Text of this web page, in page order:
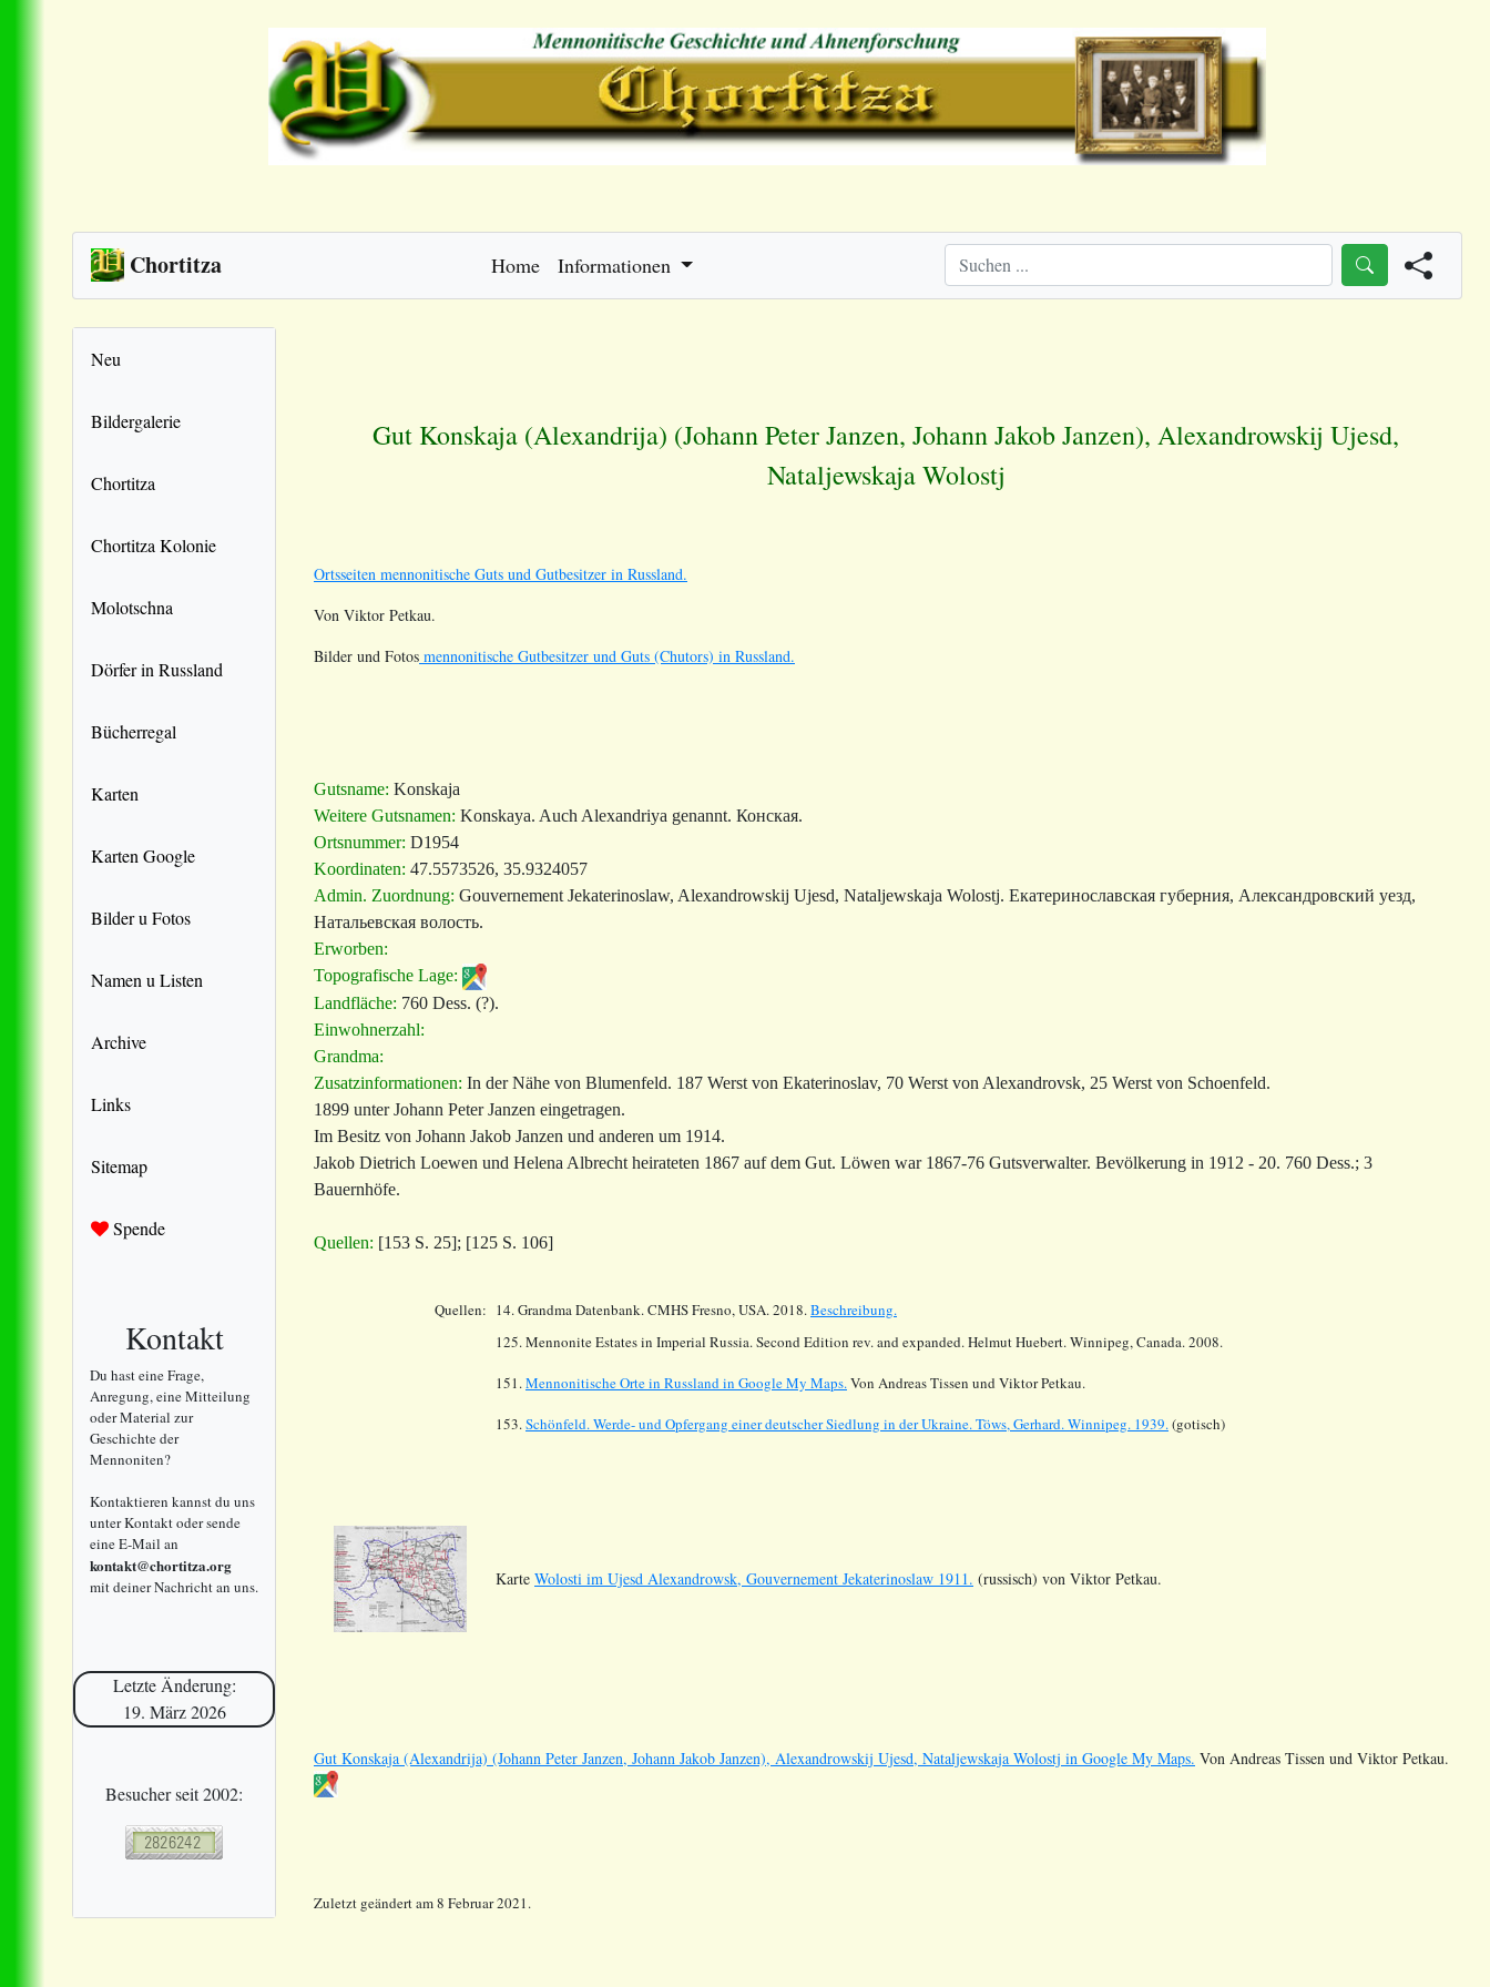
Chortitza Home Informationen
Neu
Bildergalerie
Chortitza
Chortitza Kolonie
Molotschna
Dörfer in Russland
Bücherregal
Karten
Karten Google
Bilder u Fotos
Namen u Listen
Archive
Links
Sitemap
Spende
Kontakt
Du hast eine Frage,
Anregung, eine Mitteilung
oder Material zur
Geschichte der
Mennoniten?
Kontaktieren kannst du uns
unter Kontakt oder sende
eine E-Mail an
kontakt@chortitza.org
mit deiner Nachricht an uns.
Letzte Änderung:
19. März 2026
Besucher seit 2002:
Gut Konskaja (Alexandrija) (Johann Peter Janzen, Johann Jakob Janzen), Alexandrowskij Ujesd,
Nataljewskaja Wolostj
Ortsseiten mennonitische Guts und Gutbesitzer in Russland.
Von Viktor Petkau.
Bilder und Fotos mennonitische Gutbesitzer und Guts (Chutors) in Russland.
Gutsname: Konskaja
Weitere Gutsnamen: Konskaya. Auch Alexandriya genannt. Конская.
Ortsnummer: D1954
Koordinaten: 47.5573526, 35.9324057
Admin. Zuordnung: Gouvernement Jekaterinoslaw, Alexandrowskij Ujesd, Nataljewskaja Wolostj. Екатеринославская губерния, Александровский уезд,
Натальевская волость.
Erworben:
Topografische Lage:
Landfläche: 760 Dess. (?).
Einwohnerzahl:
Grandma:
Zusatzinformationen: In der Nähe von Blumenfeld. 187 Werst von Ekaterinoslav, 70 Werst von Alexandrovsk, 25 Werst von Schoenfeld.
1899 unter Johann Peter Janzen eingetragen.
Im Besitz von Johann Jakob Janzen und anderen um 1914.
Jakob Dietrich Loewen und Helena Albrecht heirateten 1867 auf dem Gut. Löwen war 1867-76 Gutsverwalter. Bevölkerung in 1912 - 20. 760 Dess.; 3
Bauernhöfe.
Quellen: [153 S. 25]; [125 S. 106]
Quellen: 14.Grandma Datenbank. CMHS Fresno, USA. 2018.Beschreibung.
125. Mennonite Estates in Imperial Russia. Second Edition rev. and expanded.Helmut Huebert. Winnipeg, Canada. 2008.
151.Mennonitische Orte in Russland in Google My Maps.Von Andreas Tissen und Viktor Petkau.
153.Schönfeld. Werde- und Opfergang einer deutscher Siedlung in der Ukraine. Töws, Gerhard. Winnipeg. 1939.(gotisch)
Karte Wolosti im Ujesd Alexandrowsk, Gouvernement Jekaterinoslaw 1911. (russisch) von Viktor Petkau.
Gut Konskaja (Alexandrija) (Johann Peter Janzen, Johann Jakob Janzen), Alexandrowskij Ujesd, Nataljewskaja Wolostj in Google My Maps. Von Andreas Tissen und Viktor Petkau.
Zuletzt geändert am 8 Februar 2021.